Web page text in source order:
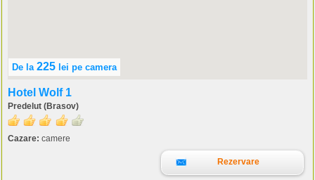
De la 225 lei pe camera
Hotel Wolf 1
Predelut (Brasov)
Cazare: camere
Rezervare